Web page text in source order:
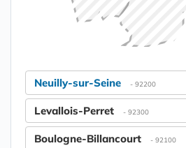
Neuilly-sur-Seine - 92200
Levallois-Perret - 92300
Boulogne-Billancourt - 92100